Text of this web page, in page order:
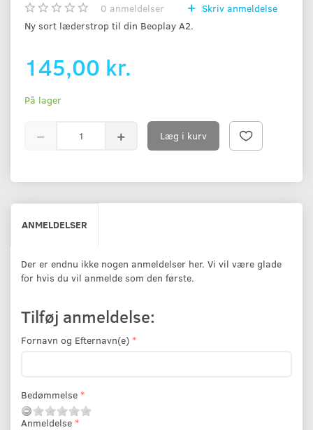
0 anmeldelser
Skriv anmeldelse
Ny sort læderstrop til din Beoplay A2.
145,00 kr.
På lager
Læg i kurv
ANMELDELSER
Der er endnu ikke nogen anmeldelser her. Vi vil være glade
for hvis du vil anmelde som den første.
Tilføj anmeldelse:
Fornavn og Efternavn(e)
Bedømmelse
Anmeldelse